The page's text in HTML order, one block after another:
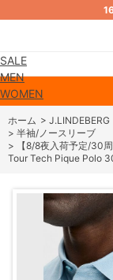
SALE
MEN
WOMEN
ホーム > J.LINDEBERG
> 半袖/ノースリーブ
>
【8/8夜入荷予定/30
Tour Tech Pique Polo